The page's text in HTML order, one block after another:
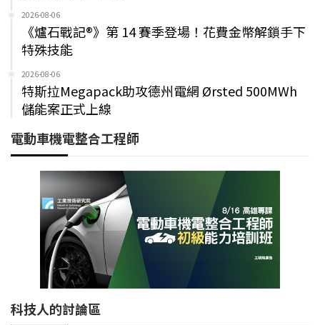
2026-08-06
《爐石戰記®》第 14 賽季登場！花費金幣解鎖手下
特殊技能
2026-08-06
特斯拉Megapack助攻德州電網 Ørsted 500MWh
儲能案正式上線
電動車機電整合工程師
科技人的討論區